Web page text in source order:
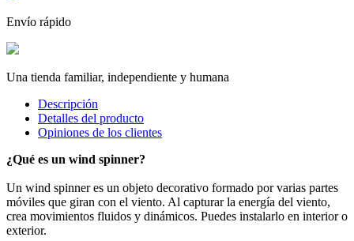
Envío rápido
Una tienda familiar, independiente y humana
Descripción
Detalles del producto
Opiniones de los clientes
¿Qué es un wind spinner?
Un wind spinner es un objeto decorativo formado por varias partes
móviles que giran con el viento. Al capturar la energía del viento,
crea movimientos fluidos y dinámicos. Puedes instalarlo en interior o
exterior.